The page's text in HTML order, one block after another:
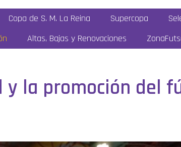
Copa de S. M. La Reina Supercopa
Altas, Bajas y Renovaciones
la promoción del